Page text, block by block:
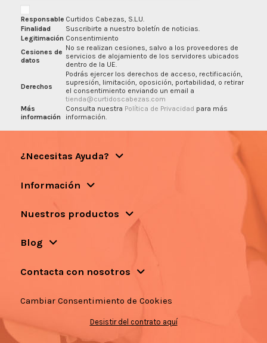
Responsable Curtidos Cabezas, S.L.U.
Finalidad
Suscribirte a nuestro boletín de noticias.
Legitimación Consentimiento
Cesiones de
datos
No se realizan cesiones, salvo a los proveedores de
servicios de alojamiento de los servidores ubicados
dentro de la UE.
Derechos
Podrás ejercer los derechos de acceso, rectificación,
supresión, limitación, oposición, portabilidad, o retirar
el consentimiento enviando un email a
tienda@curtidoscabezas.com
Más
información
Consulta nuestra Política de Privacidad para más
información.
¿Necesitas Ayuda?
Información
Nuestros productos
Blog
Contacta con nosotros
Cambiar Consentimiento de Cookies
Desistir del contrato aquí